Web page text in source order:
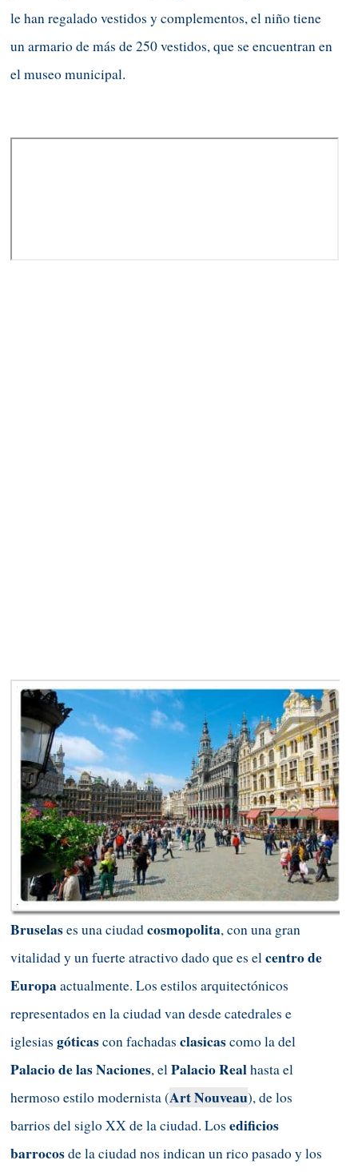
le han regalado vestidos y complementos, el niño tiene
un armario de más de 250 vestidos, que se encuentran en
el museo municipal.
Bruselases una ciudadcosmopolita, con una gran
vitalidad y un fuerte atractivo dado que es elcentro de
Europaactualmente. Los estilos arquitectónicos
representados en la ciudad van desde catedrales e
iglesias góticascon fachadas clasicascomo la del
Palacio de las Naciones, elPalacio Realhasta el
hermoso estilo modernista (Art Nouveau), de los
barrios del siglo XX de la ciudad. Los edificios
barrocosde la ciudad nos indican un rico pasado y los